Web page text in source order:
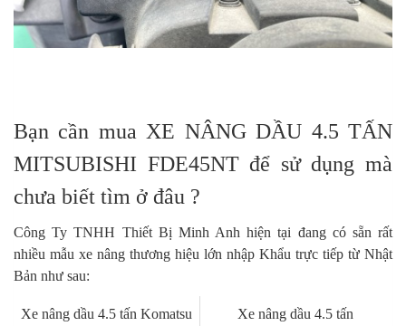
Bạn cần mua XE NÂNG DẦU 4.5 TẤN
MITSUBISHI FDE45NT để sử dụng mà
chưa biết tìm ở đâu ?
Công Ty TNHH Thiết Bị Minh Anh hiện tại đang có sẵn rất
nhiều mẫu xe nâng thương hiệu lớn nhập Khẩu trực tiếp từ Nhật
Bản như sau:
Xe nâng dầu 4.5 tấn Komatsu Xe nâng dầu 4.5 tấn